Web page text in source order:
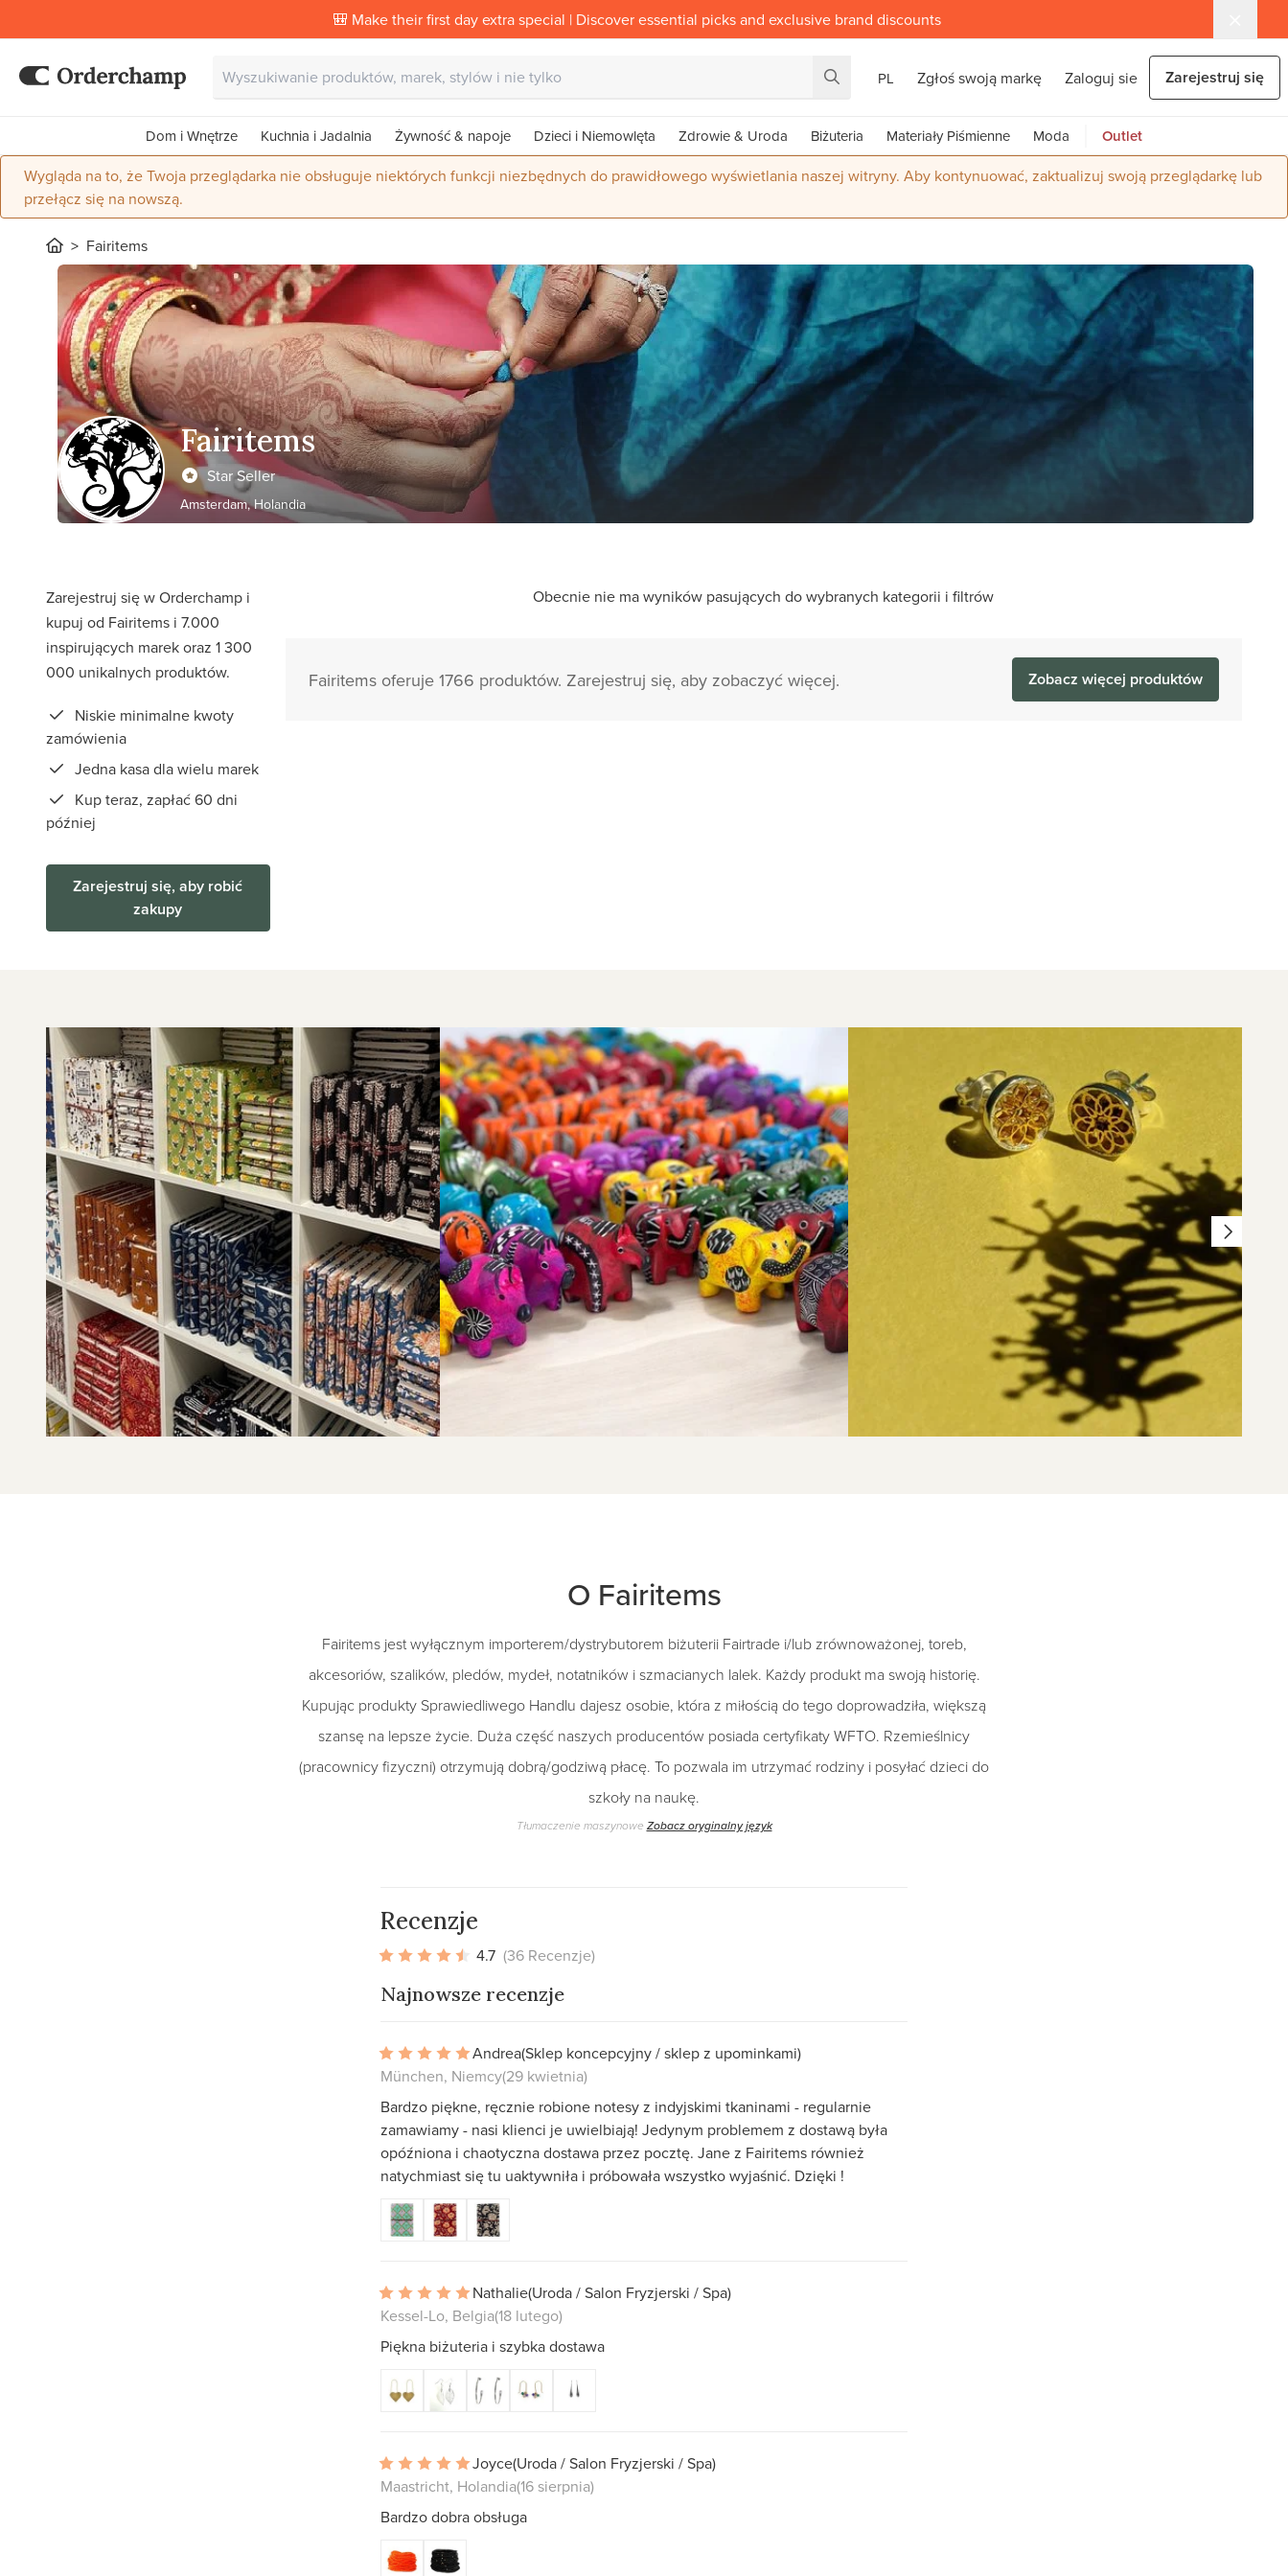
🎒 Make their first day extra special | Discover essential picks and exclusive brand discounts
PL Zgłoś swoją markę Zaloguj sie Zarejestruj się
Dom i Wnętrze Kuchnia i Jadalnia Żywność & napoje Dzieci i Niemowlęta Zdrowie & Uroda Biżuteria Materiały Piśmienne Moda Outlet
Wygląda na to, że Twoja przeglądarka nie obsługuje niektórych funkcji niezbędnych do prawidłowego wyświetlania naszej witryny. Aby kontynuować, zaktualizuj swoją przeglądarkę lub
przełącz się na nowszą.
Fairitems
Fairitems
Star Seller
Amsterdam, Holandia
Zarejestruj się w Orderchamp i
kupuj od Fairitems i 7.000
inspirujących marek oraz 1 300
000 unikalnych produktów.
Niskie minimalne kwoty
zamówienia
Jedna kasa dla wielu marek
Kup teraz, zapłać 60 dni
później
Zarejestruj się, aby robić
zakupy
Obecnie nie ma wyników pasujących do wybranych kategorii i filtrów
Fairitems oferuje 1766 produktów. Zarejestruj się, aby zobaczyć więcej. Zobacz więcej produktów
O Fairitems
Fairitems jest wyłącznym importerem/dystrybutorem biżuterii Fairtrade i/lub zrównoważonej, toreb,
akcesoriów, szalików, pledów, mydeł, notatników i szmacianych lalek. Każdy produkt ma swoją historię.
Kupując produkty Sprawiedliwego Handlu dajesz osobie, która z miłością do tego doprowadziła, większą
szansę na lepsze życie. Duża część naszych producentów posiada certyfikaty WFTO. Rzemieślnicy
(pracownicy fizyczni) otrzymują dobrą/godziwą płacę. To pozwala im utrzymać rodziny i posyłać dzieci do
szkoły na naukę.
Tłumaczenie maszynowe Zobacz oryginalny język
Recenzje
4.7 (36 Recenzje)
Najnowsze recenzje
Andrea(Sklep koncepcyjny / sklep z upominkami)
München, Niemcy(29 kwietnia)
Bardzo piękne, ręcznie robione notesy z indyjskimi tkaninami - regularnie
zamawiamy - nasi klienci je uwielbiają! Jedynym problemem z dostawą była
opóźniona i chaotyczna dostawa przez pocztę. Jane z Fairitems również
natychmiast się tu uaktywniła i próbowała wszystko wyjaśnić. Dzięki !
Nathalie(Uroda / Salon Fryzjerski / Spa)
Kessel-Lo, Belgia(18 lutego)
Piękna biżuteria i szybka dostawa
Joyce(Uroda / Salon Fryzjerski / Spa)
Maastricht, Holandia(16 sierpnia)
Bardzo dobra obsługa